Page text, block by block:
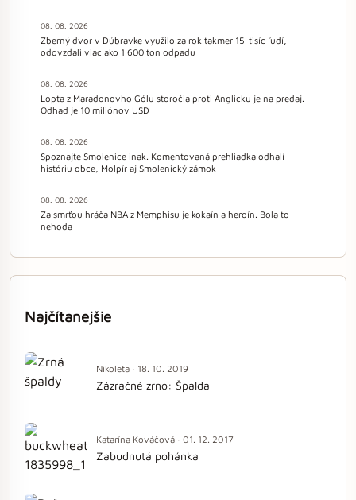
08. 08. 2026
Zberný dvor v Dúbravke využilo za rok takmer 15-tisíc ľudí,
odovzdali viac ako 1 600 ton odpadu
08. 08. 2026
Lopta z Maradonovho Gólu storočia proti Anglicku je na predaj.
Odhad je 10 miliónov USD
08. 08. 2026
Spoznajte Smolenice inak. Komentovaná prehliadka odhalí
históriu obce, Molpír aj Smolenický zámok
08. 08. 2026
Za smrťou hráča NBA z Memphisu je kokaín a heroín. Bola to
nehoda
Najčítanejšie
Nikoleta · 18. 10. 2019
Zázračné zrno: Špalda
Katarína Kováčová · 01. 12. 2017
Zabudnutá pohánka